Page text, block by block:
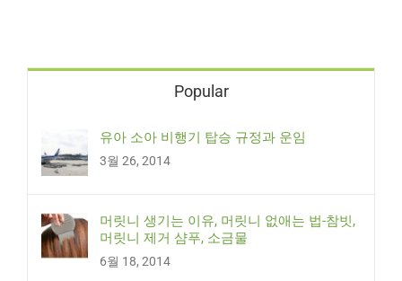
Popular
유아 소아 비행기 탑승 규정과 운임
3월 26, 2014
머릿니 생기는 이유, 머릿니 없애는 법-참빗,
머릿니 제거 샴푸, 소금물
6월 18, 2014